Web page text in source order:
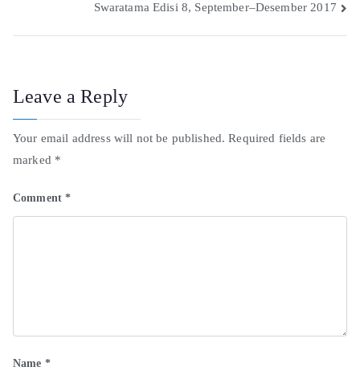
Swaratama Edisi 8, September–Desember 2017
Leave a Reply
Your email address will not be published. Required fields are
marked *
Comment*
Name *